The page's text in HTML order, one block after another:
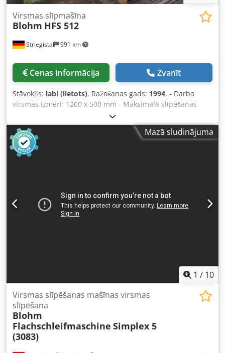
Striegistal 991 km
Virsmas slīpmašīna
Blohm HFS 512
Cenas informācija Zvanīt
Stāvoklis: labi (lietots), Ražošanas gads: 1994, - Darba
virsmas izmēri: 1200 x 500 mm - Maksimālā slīpēšanas
garums: 1200 mm - Maksimālā slīpēšanas platums: 500
mm Credpszl Tmfofx Akaof
Mazā sludinājuma
1 / 10
Virsmas slīpēšanas mašīnas virsmas
slīpēšana
Blohm
Flachschleifmaschine Simplex 5
(3083)